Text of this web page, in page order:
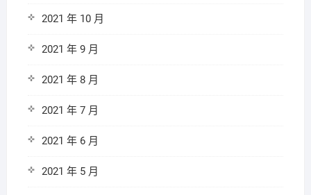
2021 年 10 月
2021 年 9 月
2021 年 8 月
2021 年 7 月
2021 年 6 月
2021 年 5 月